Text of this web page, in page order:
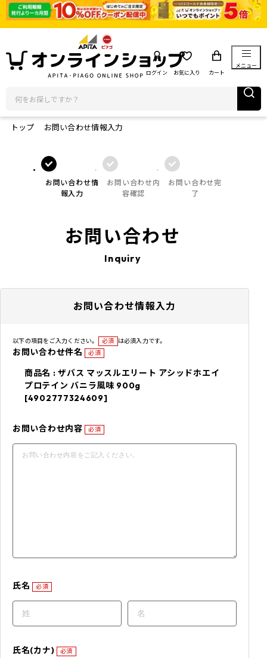
ログイン お気に入り カート
メニュー
トップ お問い合わせ情報入力
お問い合わせ情
報入力
お問い合わせ内
容確認
お問い合わせ完
了
お問い合わせ
Inquiry
お問い合わせ情報入力
以下の項目をご入力ください。 必須 は必須入力です。
お問い合わせ件名 必須
商品名 : ザバス マッスルエリート アシッドホエイ
プロテイン バニラ風味 900g
[4902777324609]
お問い合わせ内容 必須
氏名 必須
氏名(カナ) 必須